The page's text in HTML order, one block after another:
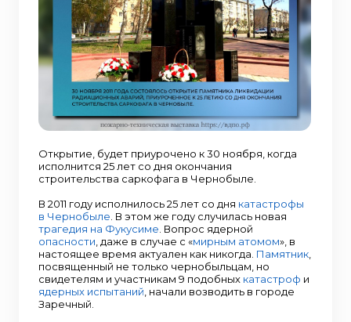
Открытие, будет приурочено к 30 ноября, когда
исполнится 25 лет со дня окончания
строительства саркофага в Чернобыле.
В 2011 году исполнилось 25 лет со дня катастрофы
в Чернобыле . В этом же году случилась новая
трагедия на Фукусиме . Вопрос ядерной
опасности , даже в случае с «мирным атомом», в
настоящее время актуален как никогда. Памятник
посвященный не только чернобыльцам, но
свидетелям и участникам 9 подобных катастроф и
ядерных испытаний , начали возводить в городе
Заречный.